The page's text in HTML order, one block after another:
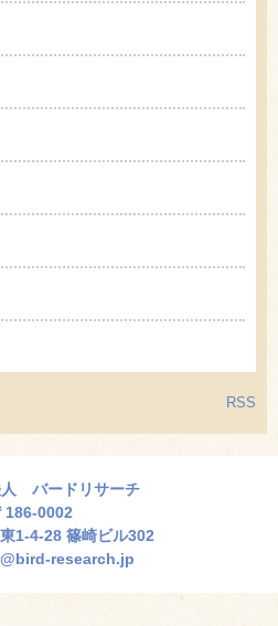
RSS
人 バードリサーチ
186-0002
1-4-28 篠崎ビル302
research.jp